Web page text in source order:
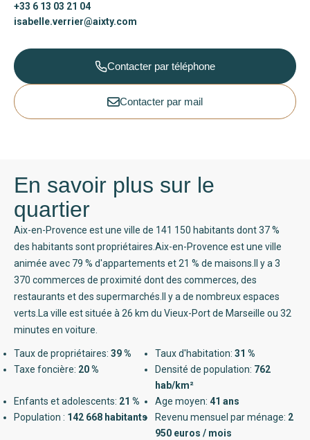
+33 6 13 03 21 04
isabelle.verrier@aixty.com
Contacter par téléphone
Contacter par mail
En savoir plus sur le
quartier
Aix-en-Provence est une ville de 141 150 habitants dont 37 %
des habitants sont propriétaires.Aix-en-Provence est une ville
animée avec 79 % d'appartements et 21 % de maisons.Il y a 3
370 commerces de proximité dont des commerces, des
restaurants et des supermarchés.Il y a de nombreux espaces
verts.La ville est située à 26 km du Vieux-Port de Marseille ou 32
minutes en voiture.
Taux de propriétaires: 39 % Taux d'habitation: 31 %
Taxe foncière: 20 % Densité de population: 762
hab/km²
Enfants et adolescents: 21 % Age moyen: 41 ans
Population : 142 668 habitants Revenu mensuel par ménage: 2
950 euros / mois